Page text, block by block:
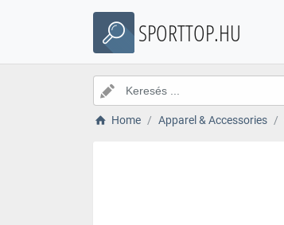
SPORTTOP.HU
Home Apparel & Accessories